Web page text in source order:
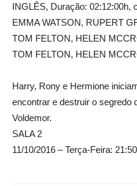
INGLÊS, Duração: 02:12:00h,
EMMA WATSON, RUPERT
TOM FELTON, HELEN
TOM FELTON, HELEN
Harry, Rony e Hermione
encontrar e destruir o segredo
Voldemor.
SALA 2
11/10/2016 – Terça-Feira: